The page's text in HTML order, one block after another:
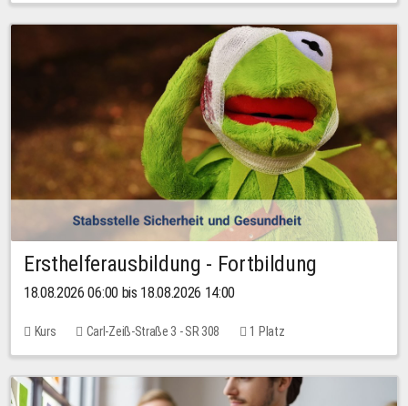
Ersthelferausbildung - Fortbildung
18.08.2026 06:00 bis 18.08.2026 14:00
Kurs Carl-Zeiß-Straße 3 - SR 308 1 Platz